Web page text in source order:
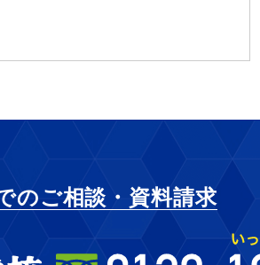
のご相談・資料請求